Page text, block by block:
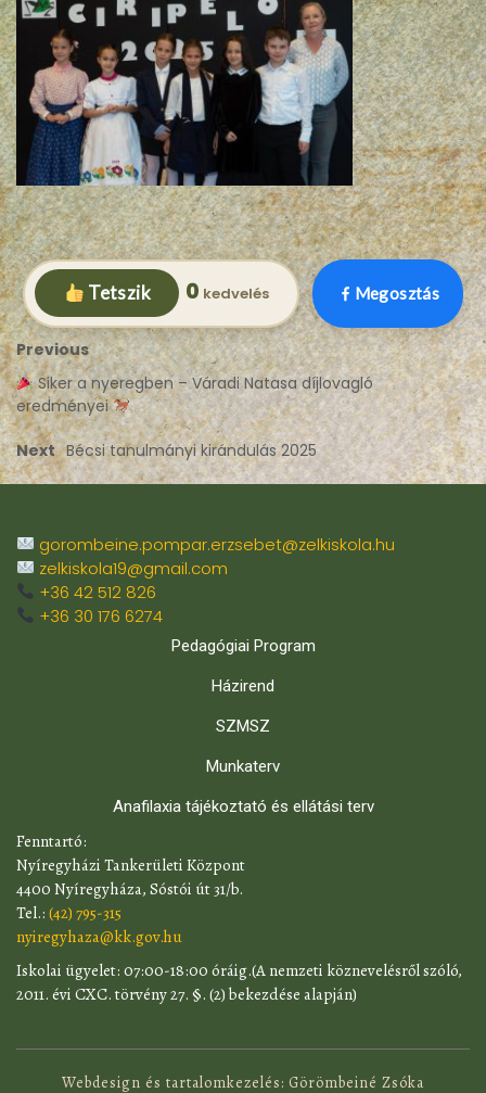
Tetszik 0 Megosztás
Previous
Siker a nyeregben – Váradi Natasa díjlovagló
eredményei
Next Bécsi tanulmányi kirándulás 2025
gorombeine.pompar.erzsebet@zelkiskola.hu
zelkiskola19@gmail.com
+36 42 512 826
+36 30 176 6274
Pedagógiai Program
Házirend
SZMSZ
Munkaterv
Anafilaxia tájékoztató és ellátási terv
​Fenntartó:
Nyíregyházi Tankerületi Központ
4400 Nyíregyháza, Sóstói út 31/b.
Tel.: (42) 795-315
nyiregyhaza@kk.gov.hu
​Iskolai ügyelet: 07:00-18:00 óráig.(A nemzeti köznevelésről szóló,
2011. évi CXC. törvény 27. §. (2) bekezdése alapján)
Webdesign és tartalomkezelés: Görömbeiné Zsóka